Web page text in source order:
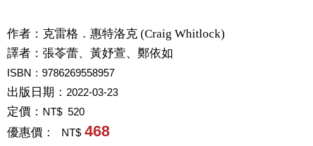
作者： 克雷格．惠特洛克 (Craig Whitlock)
譯者： 張苓蕾、黃妤萱、鄭依如
ISBN：9786269558957
出版日期： 2022-03-23
定價： NT$ 520
優惠價： NT$ 468